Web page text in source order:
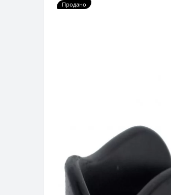
Продано